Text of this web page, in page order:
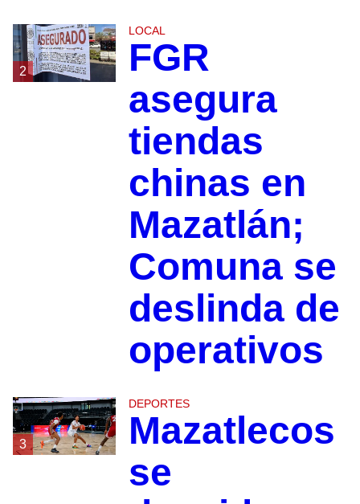
2
LOCAL
FGR
asegura
tiendas
chinas en
Mazatlán;
Comuna se
deslinda de
operativos
3
DEPORTES
Mazatlecos
se